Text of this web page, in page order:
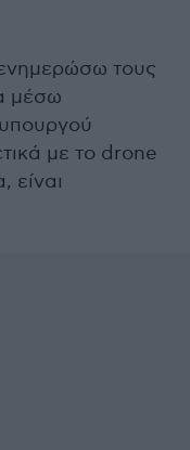
τους
μέσω
με το drone